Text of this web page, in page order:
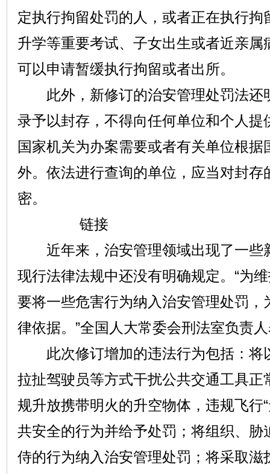
定执行拘留处罚的人，或者正在执行拘
升学等重要考试、子女出生或者近亲属
可以申请暂缓执行拘留或者出所。
此外，新修订的治安管理处罚法还
录予以封存，不得向任何单位和个人提
国家机关为办案需要或者有关单位根
外。依法进行查询的单位，应当对封存
密。
链接
近年来，治安管理领域出现了一些
现行法律法规中还没有明确规定。“为
要将一些危害行为纳入治安管理处罚，
律依据。”全国人大常委会刑法室负责
此次修订增加的违法行为包括：将
拉扯驾驶员等方式干扰公共交通工具正
规升放携带明火的升空物体，违规飞行
共安全的行为并给予处罚；将组织、胁
侍的行为纳入治安管理处罚；将采取滋